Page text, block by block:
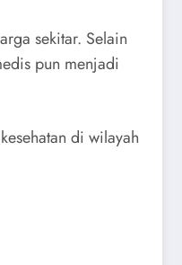
sekitar. Selain
pun menjadi
di wilayah